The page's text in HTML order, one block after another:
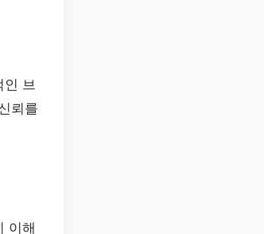
인 브
뢰를
이해